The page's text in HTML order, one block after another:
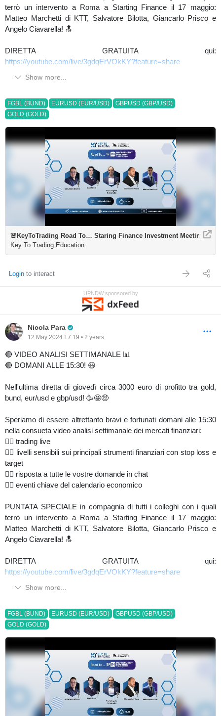
terrò un intervento a Roma a Starting Finance il 17 maggio:
Matteo Marchetti di KTT, Salvatore Bilotta, Giancarlo Prisco e
Angelo Ciavarella! 🔝
DIRETTA GRATUITA qui:
https://youtube.com/live/3gdqErVOkKY?feature=share
Show more...
FGBL (BUND) EURUSD (EUR/USD)
GBPUSD (GBP/USD)
GOLD (GOLD)
🚨KeyToTrading Road To… Staring Finance Investment Meeting
Key To Trading Education
Login to interact
UPNDW sponsored by
Nicola Para
12 May 2024 17:19 • 2 years
🔴 VIDEO ANALISI SETTIMANALE 📊
🔴 DOMANI ALLE 15:30! 😃
Nell'ultima diretta di giovedì circa 3000 euro di profitto tra gold,
bund, eur/usd e gbp/usd! 🥳🤩🤑
Speriamo di essere altrettanto bravi e fortunati domani alle 15:30
nella consueta video analisi settimanale dei mercati finanziari:
👉🏼 trading live
👉🏼 livelli sensibili sui principali strumenti finanziari con stop loss e
target
👉🏼 risposta a tutte le vostre domande in chat
👉🏼 eventi chiave del calendario economico
PUNTATA SPECIALE in compagnia di tutti i colleghi con i quali
terrò un intervento a Roma a Starting Finance il 17 maggio:
Matteo Marchetti di KTT, Salvatore Bilotta, Giancarlo Prisco e
Angelo Ciavarella! 🔝
DIRETTA GRATUITA qui:
https://youtube.com/live/3gdqErVOkKY?feature=share
Show more...
FGBL (BUND) EURUSD (EUR/USD)
GBPUSD (GBP/USD)
GOLD (GOLD)